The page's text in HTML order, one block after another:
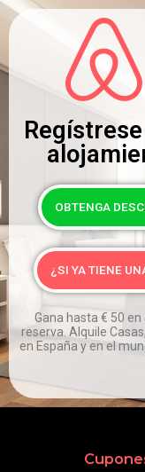
OBTENGA
¿SI YA TIENE
Gana hasta € 50
reserva. Alquile
en España y en el